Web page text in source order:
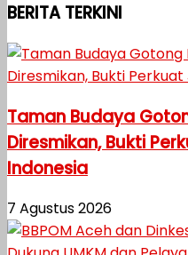
BERITA TERKINI
Taman Budaya
Diresmikan, Bukti
Indonesia
7 Agustus 2026